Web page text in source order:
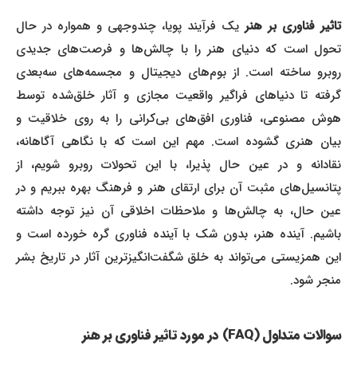
تاثیر فناوری بر هنریک فرآیند پویا، چندوجهی و همواره در حال
تحول است که دنیای هنر را با چالش‌ها و فرصت‌های جدیدی
روبرو ساخته است. از بوم‌های دیجیتال و مجسمه‌های سه‌بعدی
گرفته تا دنیاهای فراگیر واقعیت مجازی و آثار خلق‌شده توسط
هوش مصنوعی، فناوری افق‌های بی‌کرانی را به روی خلاقیت و
بیان هنری گشوده است. مهم این است که با نگاهی آگاهانه،
نقادانه و در عین حال پذیرا، با این تحولات روبرو شویم، از
پتانسیل‌های مثبت آن برای ارتقای هنر و فرهنگ بهره ببریم و در
عین حال، به چالش‌ها و ملاحظات اخلاقی آن نیز توجه داشته
باشیم. آینده هنر، بدون شک با آینده فناوری گره خورده است و
این همزیستی می‌تواند به خلق شگفت‌انگیزترین آثار در تاریخ بشر
منجر شود.
سوالات متداول (FAQ) در مورد تاثیر فناوری بر هنر